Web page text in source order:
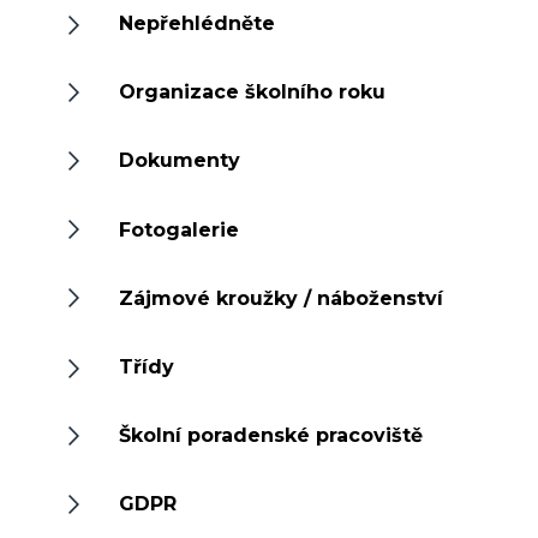
Nepřehlédněte
Organizace školního roku
Dokumenty
Fotogalerie
Zájmové kroužky / náboženství
Třídy
Školní poradenské pracoviště
GDPR